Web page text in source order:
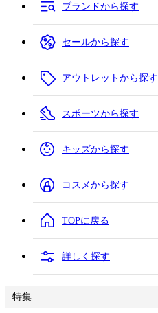
ブランドから探す
セールから探す
アウトレットから探す
スポーツから探す
キッズから探す
コスメから探す
TOPに戻る
詳しく探す
特集